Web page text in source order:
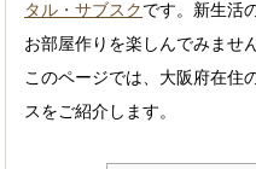
タル・サブスク です。新生活
お部屋作りを楽しんでみませ
このページでは、大阪府在住
スをご紹介します。